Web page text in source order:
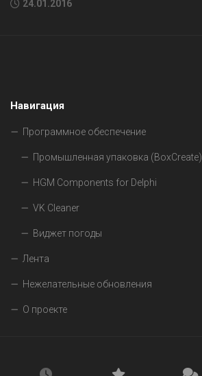
24.01.2016
Навигация
Программное обеспечение
Промышленная упаковка (BoxCreate)
HGM Components for Delphi
VK Cleaner
Виджет погоды
Лента
Нежелательные обновления
О проекте